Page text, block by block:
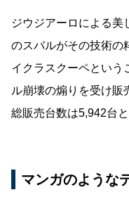
ジウジアーロによる美
のスバルがその技術の
イクラスクーペという
ル崩壊の煽りを受け販
総販売台数は5,942台
マンガのような